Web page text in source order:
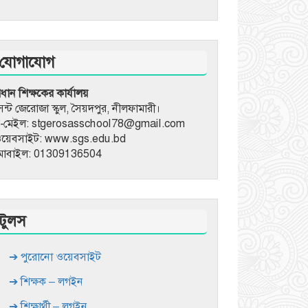
যোগাযোগ
শিক্ষকের কার্যালয়
জেরোজা স্কুল, সৈয়দপুর, নীলফামারী।
মেইল: stgerosasschool78@gmail.com
www.sgs.edu.bd
01309136504
টুলস
➔ পুরোনো ওয়েবসাইট
➔ শিক্ষক – লগইন